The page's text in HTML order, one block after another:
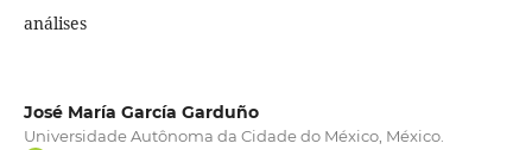
análises
José María García Garduño
Universidade Autônoma da Cidade do México, México.